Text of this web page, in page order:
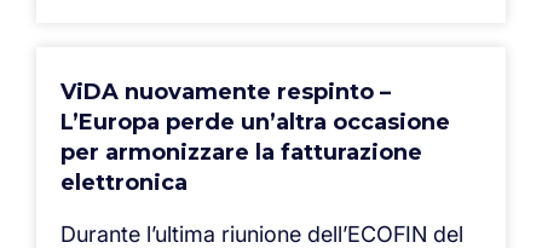
ViDA nuovamente respinto –
L’Europa perde un’altra occasione
per armonizzare la fatturazione
elettronica
Durante l’ultima riunione dell’ECOFIN del